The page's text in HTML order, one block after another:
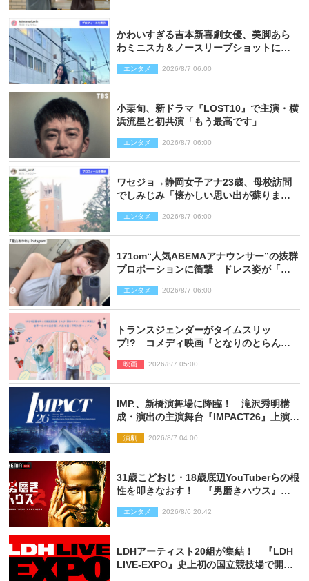
かわいすぎる吉本新喜劇女優、美脚あら
わミニスカ＆ノースリーブショットに反
エンタメ 2026/8/7 06:00
小栗旬、新ドラマ『LOST10』で主演・横
浜流星と初共演「もう最高です」
エンタメ 2026/8/7 06:00
ワセジョ→静岡女子アナ23歳、母校訪問
でしみじみ「懐かしい思い出が蘇りまし
エンタメ 2026/8/7 06:00
171cm“人気ABEMAアナウンサー”の抜群
プロポーションに衝撃 ドレス姿が「美
エンタメ 2026/8/7 06:00
トランスジェンダーがタイムスリッ
プ!? コメディ映画『となりのとらんす
映画 2026/8/7 05:00
IMP.、新橋演舞場に降臨！ 滝沢秀明構
成・演出の主演舞台『IMPACT26』上演決
演劇 2026/8/7 04:00
31歳こどおじ・18歳底辺YouTuberらの根
性を叩きなおす！ 『男磨きハウス』第2
エンタメ 2026/8/6 20:42
LDHアーティスト20組が集結！ 『LDH
LIVE‐EXPO』史上初の国立競技場で開催